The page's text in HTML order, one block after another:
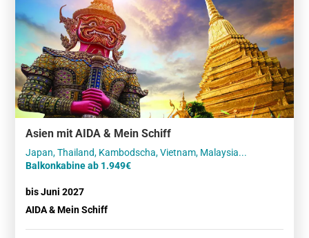
Asien mit AIDA & Mein Schiff
Balkonkabine ab 1.949€
bis Juni 2027
AIDA & Mein Schiff